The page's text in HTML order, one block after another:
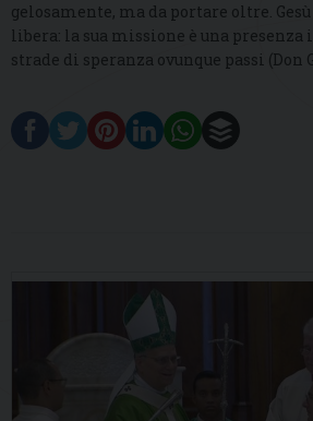
gelosamente, ma da portare oltre.
libera: la sua missione è una
strade di speranza ovunque passi (Don